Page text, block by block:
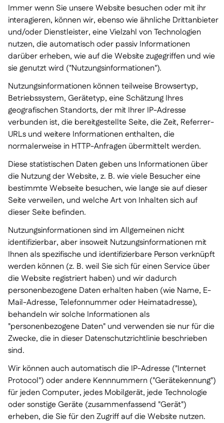
Immer wenn Sie unsere Website besuchen oder mit ihr
interagieren, können wir, ebenso wie ähnliche Drittanbieter
und/oder Dienstleister, eine Vielzahl von Technologien
nutzen, die automatisch oder passiv Informationen
darüber erheben, wie auf die Website zugegriffen und wie
sie genutzt wird ("Nutzungsinformationen").
Nutzungsinformationen können teilweise Browsertyp,
Betriebssystem, Gerätetyp, eine Schätzung Ihres
geografischen Standorts, der mit Ihrer IP-Adresse
verbunden ist, die bereitgestellte Seite, die Zeit, Referrer-
URLs und weitere Informationen enthalten, die
normalerweise in HTTP-Anfragen übermittelt werden.
Diese statistischen Daten geben uns Informationen über
die Nutzung der Website, z. B. wie viele Besucher eine
bestimmte Webseite besuchen, wie lange sie auf dieser
Seite verweilen, und welche Art von Inhalten sich auf
dieser Seite befinden.
Nutzungsinformationen sind im Allgemeinen nicht
identifizierbar, aber insoweit Nutzungsinformationen mit
Ihnen als spezifische und identifizierbare Person verknüpft
werden können (z. B. weil Sie sich für einen Service über
die Website registriert haben) und wir dadurch
personenbezogene Daten erhalten haben (wie Name, E-
Mail-Adresse, Telefonnummer oder Heimatadresse),
behandeln wir solche Informationen als
"personenbezogene Daten" und verwenden sie nur für die
Zwecke, die in dieser Datenschutzrichtlinie beschrieben
sind.
Wir können auch automatisch die IP-Adresse ("Internet
Protocol") oder andere Kennnummern ("Gerätekennung")
für jeden Computer, jedes Mobilgerät, jede Technologie
oder sonstige Geräte (zusammenfassend "Gerät")
erheben, die Sie für den Zugriff auf die Website nutzen.